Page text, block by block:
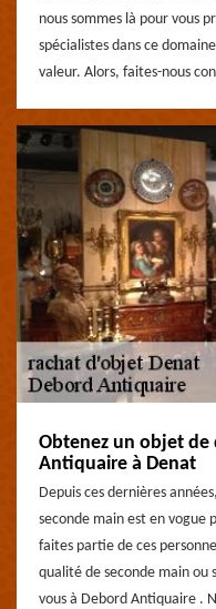
nous sommes là pour vous
spécialistes dans ce
valeur. Alors, faites-nous
Obtenez un objet de
Antiquaire à Denat
Depuis ces dernières
seconde main est en vogue
faites partie de ces
qualité de seconde main ou
vous à Debord Antiquaire .